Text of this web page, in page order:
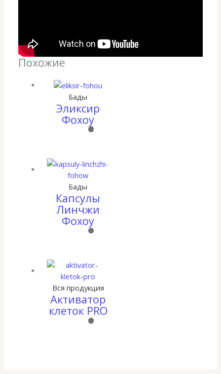
Похожие
Бады
Эликсир
Фохоу
Бады
Капсулы
Линчжи
Фохоу
Вся продукция
Активатор
клеток PRO